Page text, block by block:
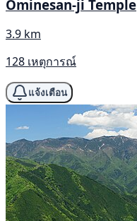
Ōminesan-ji Temple
3.9 km
128 เหตุการณ์
แจ้งเตือน